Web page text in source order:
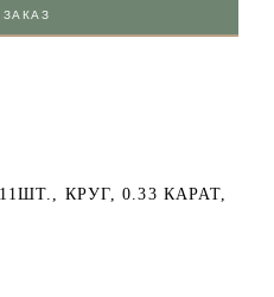
КРУГ, 0.33 КАРАТ,